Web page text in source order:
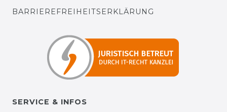
BARRIEREFREIHEITSERKLÄRUNG
SERVICE & INFOS